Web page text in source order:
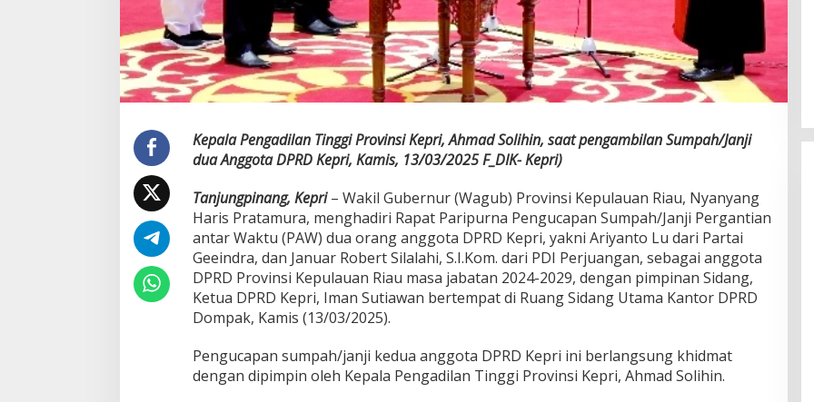
j
i
A
n
g
g
t
a
D
R
D
Kepala Pengadilan Tinggi Provinsi Kepri, Ahmad Solihin, saat pengambilan Sumpah/Janji
dua Anggota DPRD Kepri, Kamis, 13/03/2025 F_DIK- Kepri)
Tanjungpinang, Kepri– Wakil Gubernur (Wagub) Provinsi Kepulauan Riau, Nyanyang
Haris Pratamura, menghadiri Rapat Paripurna Pengucapan Sumpah/Janji Pergantian
antar Waktu (PAW) dua orang anggota DPRD Kepri, yakni Ariyanto Lu dari Partai
Geeindra, dan Januar Robert Silalahi, S.I.Kom. dari PDI Perjuangan, sebagai anggota
DPRD Provinsi Kepulauan Riau masa jabatan 2024-2029, dengan pimpinan Sidang,
Ketua DPRD Kepri, Iman Sutiawan bertempat di Ruang Sidang Utama Kantor DPRD
Dompak, Kamis (13/03/2025).
Pengucapan sumpah/janji kedua anggota DPRD Kepri ini berlangsung khidmat
dengan dipimpin oleh Kepala Pengadilan Tinggi Provinsi Kepri, Ahmad Solihin.